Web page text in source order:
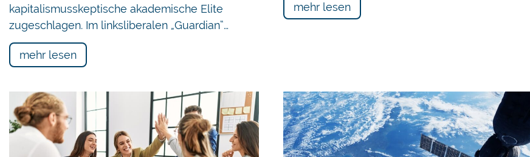
kapitalismusskeptische akademische Elite
zugeschlagen. Im linksliberalen „Guardian“…
mehr lesen
mehr lesen